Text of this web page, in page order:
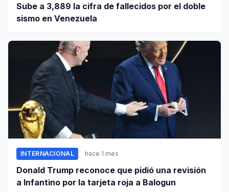
Sube a 3,889 la cifra de fallecidos por el doble
sismo en Venezuela
INTERNACIONAL hace 1 mes
Donald Trump reconoce que pidió una revisión
a Infantino por la tarjeta roja a Balogun